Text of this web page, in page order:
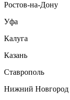
Ростов-на-Дону
Уфа
Калуга
Казань
Ставрополь
Нижний Новгород